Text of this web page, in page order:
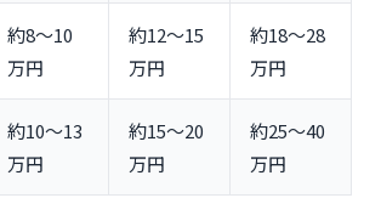
行が安い時期はいつ？
ジットカードはどこでも使える？
がいい？
旅行の費用目安と予算計画のポイント
約8〜10
万円
約12〜15
万円
約18〜28
万円
約10〜13
万円
約15〜20
万円
約25〜40
万円